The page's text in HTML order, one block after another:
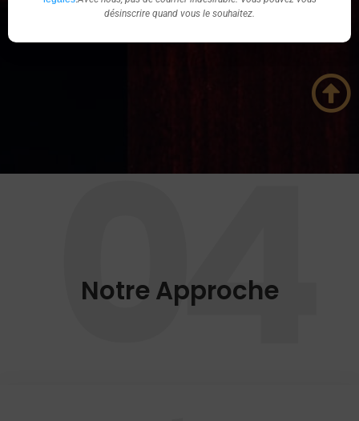
basique.
04
Notre Approche
désinscrire quand vous le souhaitez.